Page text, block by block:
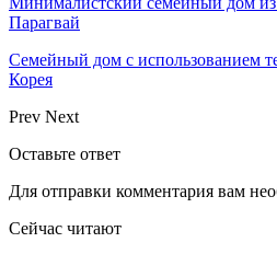
Парагвай
Семейный дом с использованием
Корея
Prev Next
Оставьте ответ
Для отправки комментария вам
Сейчас читают